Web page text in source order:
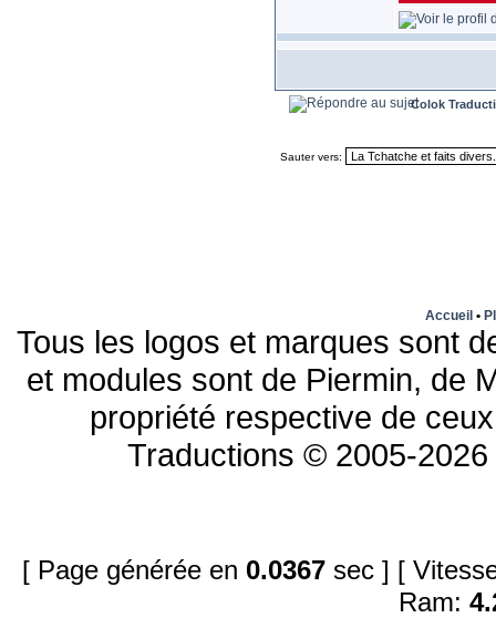
Colok
Sauter vers:
Accueil •
Tous les logos et marques sont
et modules sont de Piermin, de
propriété respective de
Traductions © 2005-
[ Page générée en 0.0367 sec ] [
Ram: